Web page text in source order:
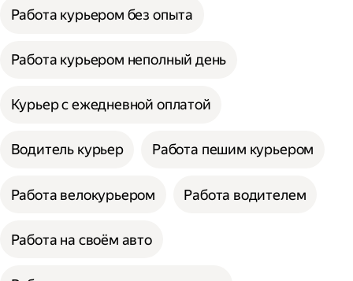
Работа курьером без опыта
Работа курьером неполный день
Курьер с ежедневной оплатой
Водитель курьер Работа пешим курьером
Работа велокурьером Работа водителем
Работа на своём авто